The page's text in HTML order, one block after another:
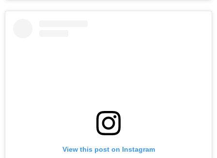
View this post on Instagram